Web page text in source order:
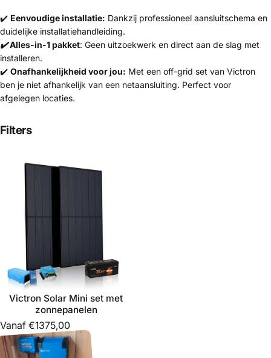
✔️ Eenvoudige installatie: Dankzij professioneel aansluitschema en
duidelijke installatiehandleiding.
✔️Alles-in-1 pakket: Geen uitzoekwerk en direct aan de slag met
installeren.
✔️ Onafhankelijkheid voor jou: Met een off-grid set van Victron
ben je niet afhankelijk van een netaansluiting. Perfect voor
afgelegen locaties.
Filters
Victron Solar Mini set met
zonnepanelen
Vanaf €1375,00